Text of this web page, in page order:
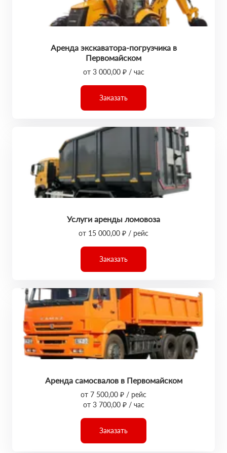
Аренда экскаватора-погрузчика в
Первомайском
от 3 000,00 ₽ / час
Заказать
Услуги аренды ломовоза
от 15 000,00 ₽ / рейс
Заказать
Аренда самосвалов в Первомайском
от 7 500,00 ₽ / рейс
от 3 700,00 ₽ / час
Заказать